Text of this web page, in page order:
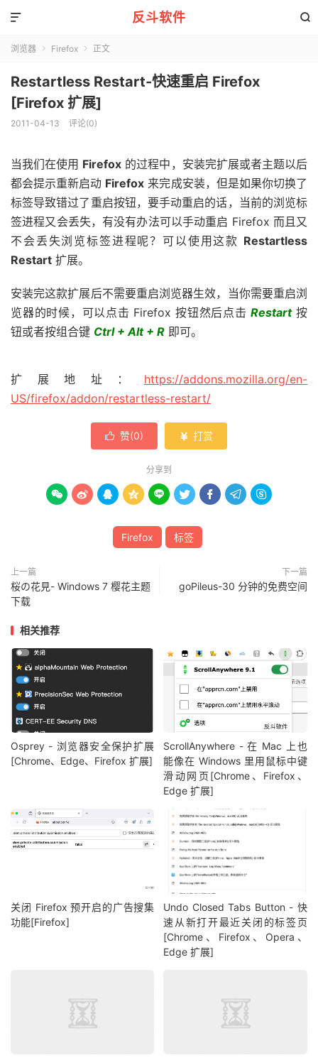
反斗软件 

浏览器  Firefox  正文
Restartless Restart-快速重启 Firefox
[Firefox 扩展]
2011-04-13 评论(0)
当我们在使用 Firefox 的过程中，安装完扩展或者主题以后
都会提示重新启动 Firefox 来完成安装，但是如果你切换了
标签导致错过了重启按钮，要手动重启的话，当前的浏览标
签进程又会丢失，有没有办法可以手动重启 Firefox 而且又
不会丢失浏览标签进程呢？可以使用这款 Restartless
Restart 扩展。
安装完这款扩展后不需要重启浏览器生效，当你需要重启浏
览器的时候，可以点击 Firefox 按钮然后点击Restart按
钮或者按组合键 Ctrl + Alt + R 即可。
扩展地址： https://addons.mozilla.org/en-
US/firefox/addon/restartless-restart/
 赞(0)  打赏
分享到
        
Firefox 标签
上一篇
桜の花見- Windows 7 樱花主题
下载
下一篇
goPileus-30 分钟的免费空间
相关推荐
Osprey - 浏览器安全保护扩展
[Chrome、Edge、Firefox 扩展]
ScrollAnywhere - 在 Mac 上也
能像在 Windows 里用鼠标中键
滑动网页[Chrome、Firefox、
Edge 扩展]
关闭 Firefox 预开启的广告搜集
功能[Firefox]
Undo Closed Tabs Button - 快
速从新打开最近关闭的标签页
[Chrome、Firefox、Opera、
Edge 扩展]